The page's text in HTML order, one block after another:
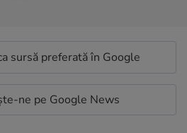
sursă preferată în Google
ne pe Google News